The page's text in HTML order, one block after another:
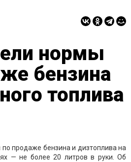
нормы
бензина
топлива
продаже бензина и дизтоплива на
— не более 20 литров в руки. Об